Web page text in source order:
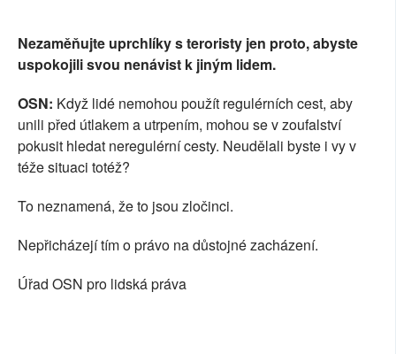
RUBRIKY
PLNÁ VERZE STRÁNEK
Nezaměňujte uprchlíky s teroristy jen proto, abyste
uspokojili svou nenávist k jiným lidem.
OSN: Když lidé nemohou použít regulérních cest, aby
unili před útlakem a utrpením, mohou se v zoufalství
pokusit hledat neregulérní cesty. Neudělali byste i vy v
téže situaci totéž?
To neznamená, že to jsou zločinci.
Nepřicházejí tím o právo na důstojné zacházení.
Úřad OSN pro lidská práva